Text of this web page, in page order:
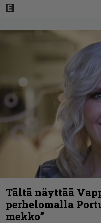
Tältä näyttää
perhelomalla
mekko”